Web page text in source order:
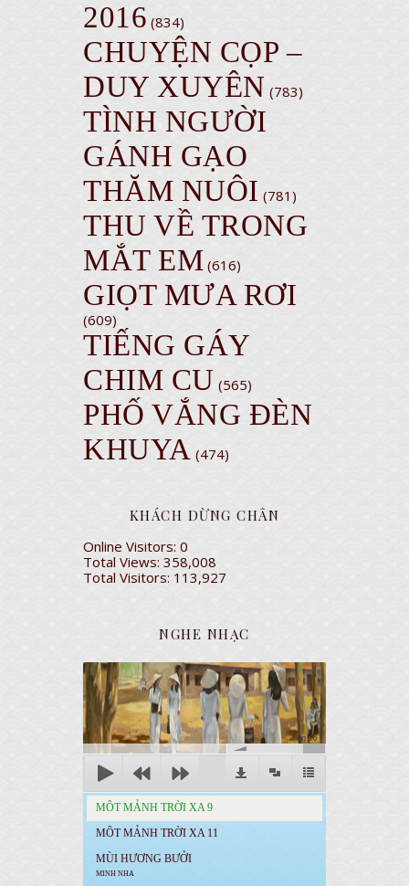
2016 (834)
CHUYỆN CỌP –
DUY XUYÊN (783)
TÌNH NGƯỜI
GÁNH GẠO
THĂM NUÔI (781)
THU VỀ TRONG
MẮT EM (616)
GIỌT MƯA RƠI
(609)
TIẾNG GÁY
CHIM CU (565)
PHỐ VẮNG ĐÈN
KHUYA (474)
KHÁCH DỪNG CHÂN
Online Visitors:0
Total Views:358,008
Total Visitors: 113,927
NGHE NHẠC
00:00
MÔT MẢNH TRỜI XA 9
MÔT MẢNH TRỜI XA 11
MÙI HƯƠNG BƯỞI
MINH NHA